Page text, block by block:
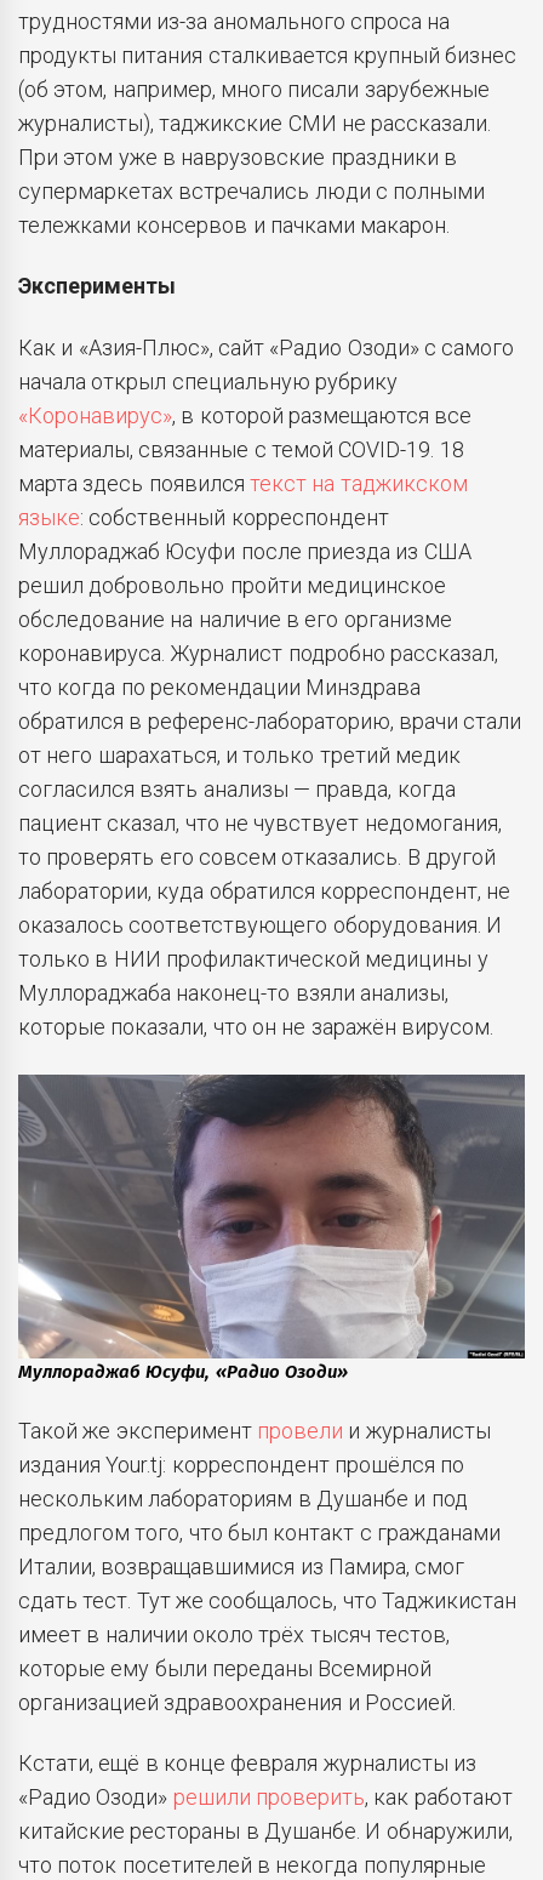
трудностями из-за аномального спроса на
продукты питания сталкивается крупный бизнес
(об этом, например, много писали зарубежные
журналисты), таджикские СМИ не рассказали.
При этом уже в наврузовские праздники в
супермаркетах встречались люди с полными
тележками консервов и пачками макарон.
Эксперименты
Как и «Азия-Плюс», сайт «Радио Озоди» с самого
начала открыл специальную рубрику
«Коронавирус», в которой размещаются все
материалы, связанные с темой COVID-19. 18
марта здесь появился текст на таджикском
языке: собственный корреспондент
Муллораджаб Юсуфи после приезда из США
решил добровольно пройти медицинское
обследование на наличие в его организме
коронавируса. Журналист подробно рассказал,
что когда по рекомендации Минздрава
обратился в референс-лабораторию, врачи стали
от него шарахаться, и только третий медик
согласился взять анализы — правда, когда
пациент сказал, что не чувствует недомогания,
то проверять его совсем отказались. В другой
лаборатории, куда обратился корреспондент, не
оказалось соответствующего оборудования. И
только в НИИ профилактической медицины у
Муллораджаба наконец-то взяли анализы,
которые показали, что он не заражён вирусом.
Муллораджаб Юсуфи, «Радио Озоди»
Такой же эксперимент провели и журналисты
издания Your.tj: корреспондент прошёлся по
нескольким лабораториям в Душанбе и под
предлогом того, что был контакт с гражданами
Италии, возвращавшимися из Памира, смог
сдать тест. Тут же сообщалось, что Таджикистан
имеет в наличии около трёх тысяч тестов,
которые ему были переданы Всемирной
организацией здравоохранения и Россией.
Кстати, ещё в конце февраля журналисты из
«Радио Озоди» решили проверить, как работают
китайские рестораны в Душанбе. И обнаружили,
что поток посетителей в некогда популярные